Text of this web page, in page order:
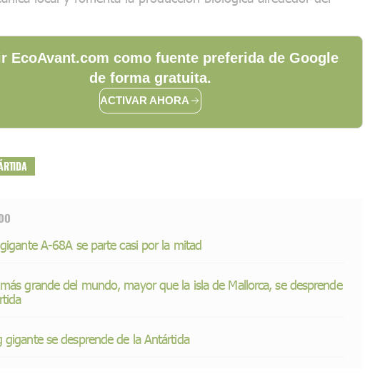
EcoAvant.com como fuente preferida de Google
de forma gratuita.
ACTIVAR AHORA
A-68A se parte casi por la mitad
grande del mundo, mayor que la isla de Mallorca, se desprende
gigante se desprende de la Antártida